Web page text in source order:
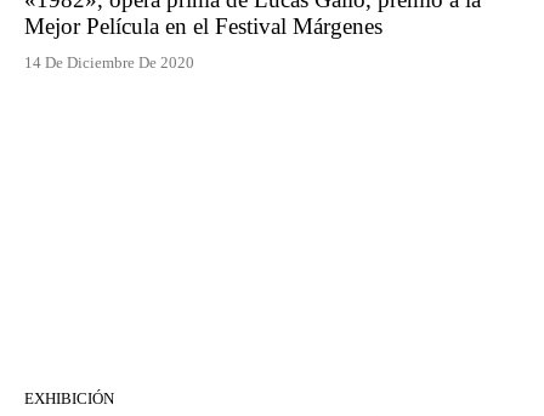
Mejor Película en el Festival Márgenes
14 De Diciembre De 2020
EXHIBICIÓN